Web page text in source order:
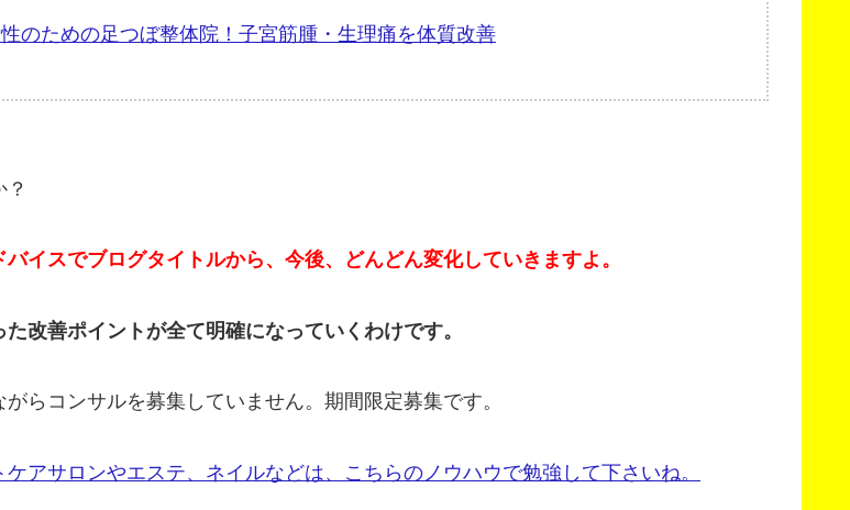
のための足つぼ整体院！子宮筋腫・生理痛を体質改善
イスでブログタイトルから、今後、どんどん変化していきますよ。
改善ポイントが全て明確になっていくわけです。
らコンサルを募集していません。期間限定募集です。
アサロンやエステ、ネイルなどは、こちらのノウハウで勉強して下さいね。